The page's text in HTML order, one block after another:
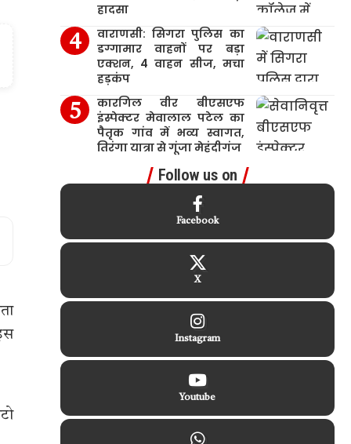
हादसा
वाराणसी: सिगरा पुलिस का
डग्गामार वाहनों पर बड़ा
एक्शन, 4 वाहन सीज, मचा
हड़कंप
कारगिल वीर बीएसएफ
इंस्पेक्टर मेवालाल पटेल का
पैतृक गांव में भव्य स्वागत,
तिरंगा यात्रा से गूंजा मेहंदीगंज
Follow us on
Facebook
X
Instagram
Youtube